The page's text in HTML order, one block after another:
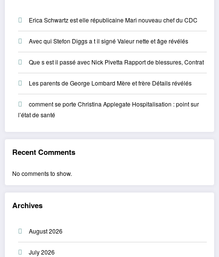
Erica Schwartz est elle républicaine Mari nouveau chef du CDC
Avec qui Stefon Diggs a t il signé Valeur nette et âge révélés
Que s est il passé avec Nick Pivetta Rapport de blessures, Contrat
Les parents de George Lombard Mère et frère Détails révélés
comment se porte Christina Applegate Hospitalisation : point sur
l’état de santé
Recent Comments
No comments to show.
Archives
August 2026
July 2026